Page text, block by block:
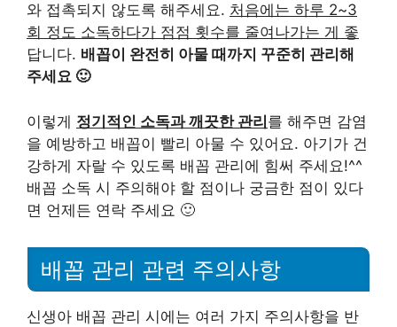
와 접촉되지 않도록 해주세요. 처음에는 하루 2~3
회 정도 소독하다가 점점 횟수를 줄여나가는 게 좋
답니다. 배꼽이 완전히 아물 때까지 꾸준히 관리해
주세요 🙂
이렇게 정기적인 소독과 깨끗한 관리를 해주면 감염
을 예방하고 배꼽이 빨리 아물 수 있어요. 아기가 건
강하게 자랄 수 있도록 배꼽 관리에 힘써 주세요!^^
배꼽 소독 시 주의해야 할 점이나 궁금한 점이 있다
면 언제든 연락 주세요 🙂
배꼽 관리 관련 주의사항
신생아 배꼽 관리 시에는 여러 가지 주의사항을 반